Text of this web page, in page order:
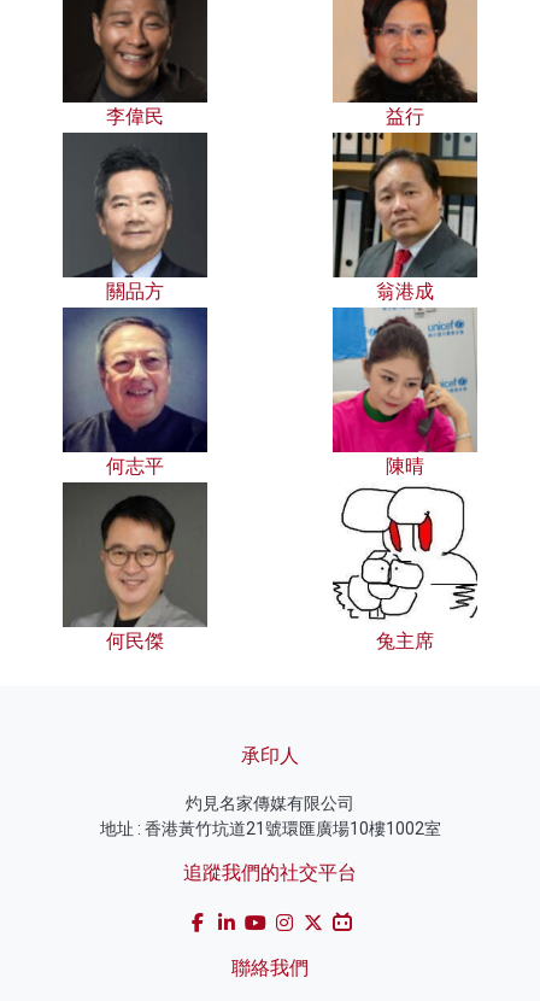
李偉民 益行
關品方 翁港成
何志平 陳晴
何民傑 兔主席
承印人
灼見名家傳媒有限公司
地址 : 香港黃竹坑道21號環匯廣場10樓1002室
追蹤我們的社交平台
聯絡我們